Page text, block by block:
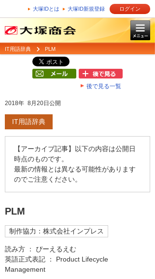
大塚IDとは 大塚ID新規登録 ログイン
IT用語辞典 PLM
後で見る一覧
2018年 8月20日公開
IT用語辞典
【アーカイブ記事】以下の内容は公開日
時点のものです。
最新の情報とは異なる可能性があります
のでご注意ください。
PLM
制作協力：株式会社インプレス
読み方 ： ぴーえるえむ
英語正式表記 ： Product Lifecycle
Management